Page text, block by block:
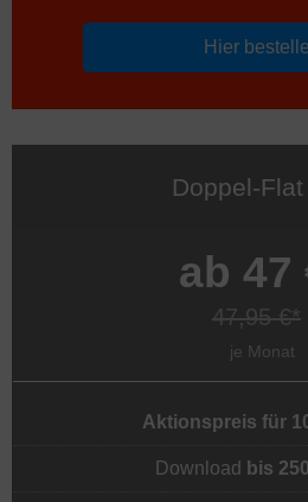
Hier
Doppel-
ab 47
47,95 €*
je Monat
Aktionspreis für
Download bis